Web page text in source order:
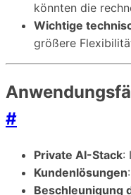
könnten die
Wichtige
größere
#
Private AI-Stack:
Kundenlösungen
Beschleunigung